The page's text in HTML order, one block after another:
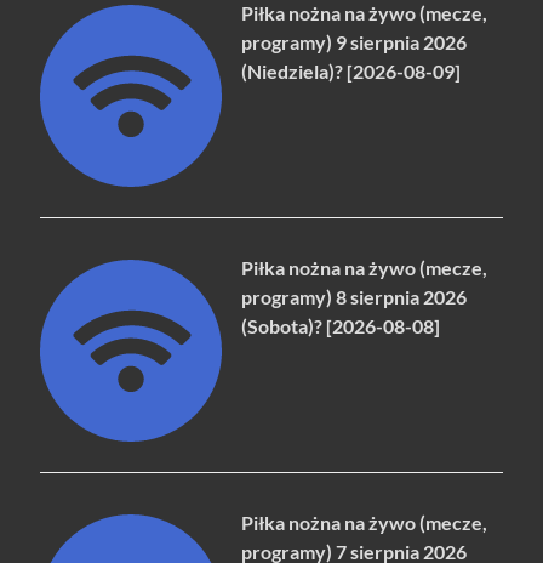
Piłka nożna na żywo (mecze,
programy) 9 sierpnia 2026
(Niedziela)? [2026-08-09]
Piłka nożna na żywo (mecze,
programy) 8 sierpnia 2026
(Sobota)? [2026-08-08]
Piłka nożna na żywo (mecze,
programy) 7 sierpnia 2026